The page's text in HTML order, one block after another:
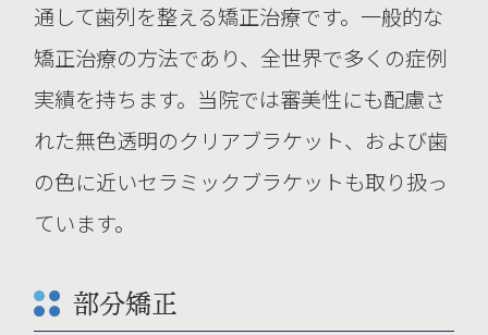
03 諸外国における安全性等に
係る情報
1998年にFDA（米国食品医薬品局）か
ら医療機器として認証され、販売認可
を受けています。
これまで1,500万人以上の患者さんに
使用されておりますが、重篤な副作用
の報告はありません。
通して歯列を整える矯正治療です。一般的な
矯正治療の方法であり、全世界で多くの症例
実績を持ちます。当院では審美性にも配慮さ
れた無色透明のクリアブラケット、および歯
の色に近いセラミックブラケットも取り扱っ
ています。
部分矯正